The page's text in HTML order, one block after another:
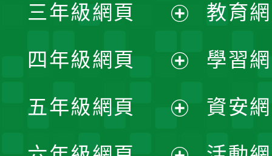
選
單
開
選
單
三年級網頁
開
選
單
四年級網頁
開
五年級網頁
教育
學習
資安